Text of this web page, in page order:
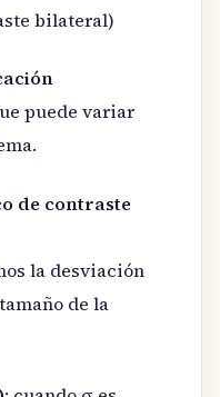
bilateral)
puede variar
de contraste
la desviación
de la